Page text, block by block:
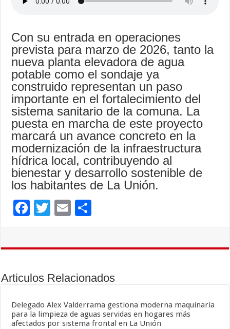
Con su entrada en operaciones
prevista para marzo de 2026, tanto la
nueva planta elevadora de agua
potable como el sondaje ya
construido representan un paso
importante en el fortalecimiento del
sistema sanitario de la comuna. La
puesta en marcha de este proyecto
marcará un avance concreto en la
modernización de la infraestructura
hídrica local, contribuyendo al
bienestar y desarrollo sostenible de
los habitantes de La Unión.
F
o
k
T
E
ar
r
Articulos Relacionados
Delegado Alex Valderrama gestiona moderna maquinaria
para la limpieza de aguas servidas en hogares más
afectados por sistema frontal en La Unión